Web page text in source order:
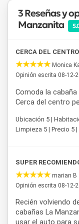
Entre los
destacan el centro
Piltriquitrón y los
quienes buscan un
naturaleza,
3 Reseñas y
Manzanita
CERCA DEL
Monica
Opinión escrita 08-12-
Comoda la
Cerca del centro
Ubicación 5 |
Limpieza 5 | Precio 5 |
SUPER
marian B
Opinión escrita 08-12-
Recién volviendo
cabañas La